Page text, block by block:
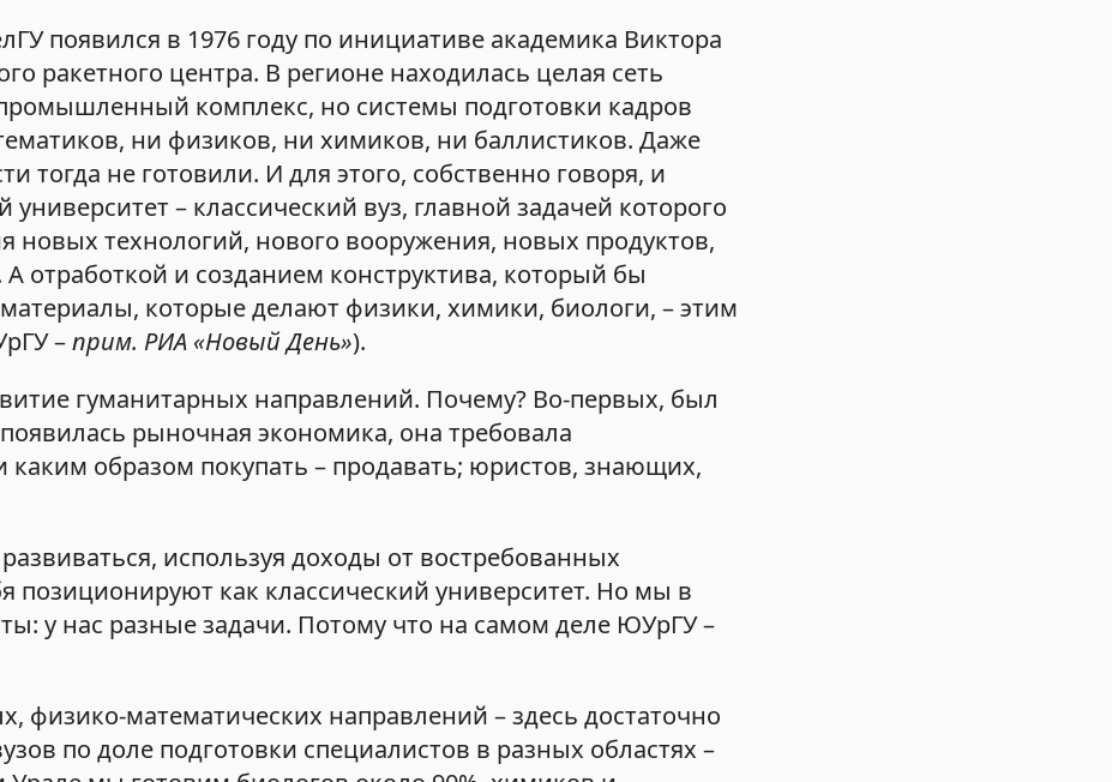
появился в 1976 году по инициативе академика Виктора
ракетного центра. В регионе находилась целая сеть
комплекс, но системы подготовки кадров
ни физиков, ни химиков, ни баллистиков. Даже
тогда не готовили. И для этого, собственно говоря, и
– классический вуз, главной задачей которого
новых технологий, нового вооружения, новых продуктов,
отработкой и созданием конструктива, который бы
которые делают физики, химики, биологи, – этим
–прим. РИА «Новый День»).
гуманитарных направлений. Почему? Во-первых, был
рыночная экономика, она требовала
образом покупать – продавать; юристов, знающих,
используя доходы от востребованных
позиционируют как классический университет. Но мы в
у нас разные задачи. Потому что на самом деле ЮУрГУ –
физико-математических направлений – здесь достаточно
по доле подготовки специалистов в разных областях –